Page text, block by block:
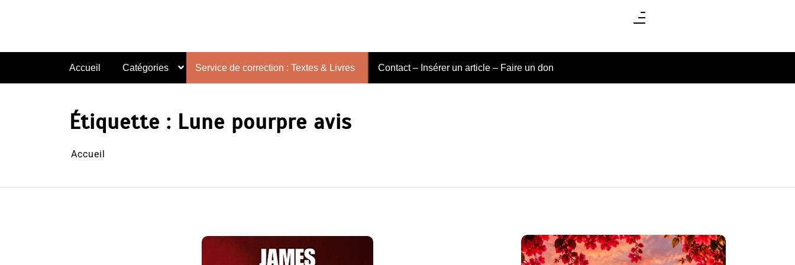
Accueil Catégories Service de correction : Textes & Livres Contact – Insérer un article – Faire un don
Étiquette : Lune pourpre avis
Accueil